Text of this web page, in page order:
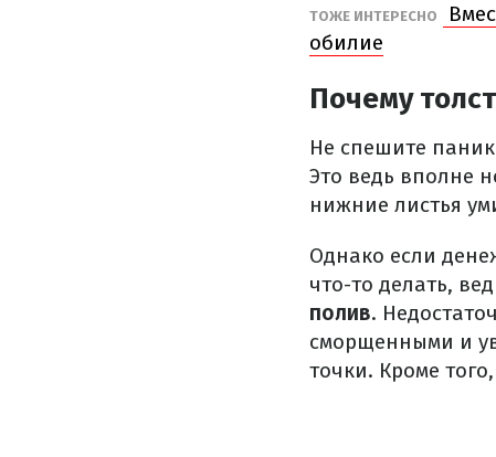
ТОЖЕ ИНТЕРЕСНО
обилие
Почему
Не спешите
Это ведь вполне
нижние листья
Однако если
что-то делать,
полив.
сморщенными и
точки. Кроме